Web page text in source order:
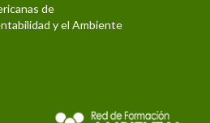
de
y el Ambiente